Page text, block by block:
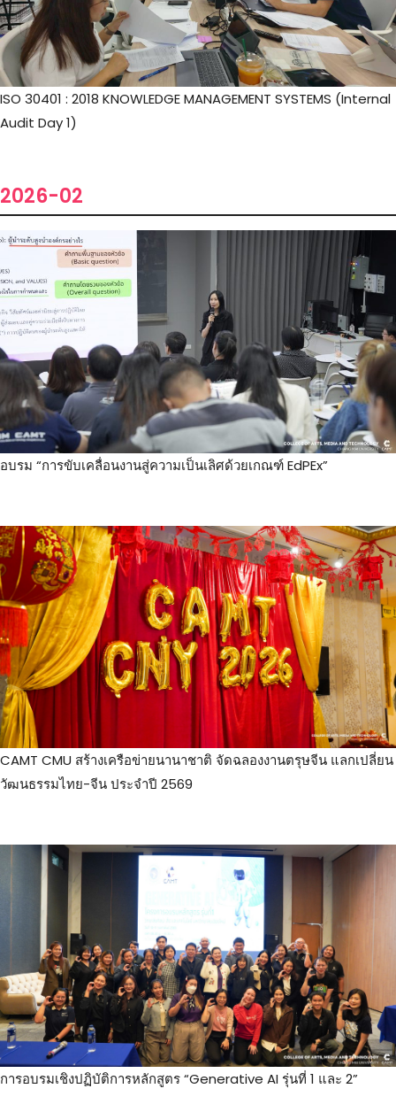
ISO 30401 : 2018 KNOWLEDGE MANAGEMENT SYSTEMS (Internal
Audit Day 1)
2026-02
อบรม “การขับเคลื่อนงานสู่ความเป็นเลิศด้วยเกณฑ์ EdPEx”
CAMT CMU สร้างเครือข่ายนานาชาติ จัดฉลองงานตรุษจีน แลกเปลี่ยน
วัฒนธรรมไทย-จีน ประจำปี 2569
การอบรมเชิงปฏิบัติการหลักสูตร “Generative AI รุ่นที่ 1 และ 2”